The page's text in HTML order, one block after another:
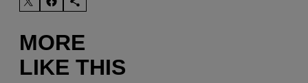
MORE
LIKE THIS